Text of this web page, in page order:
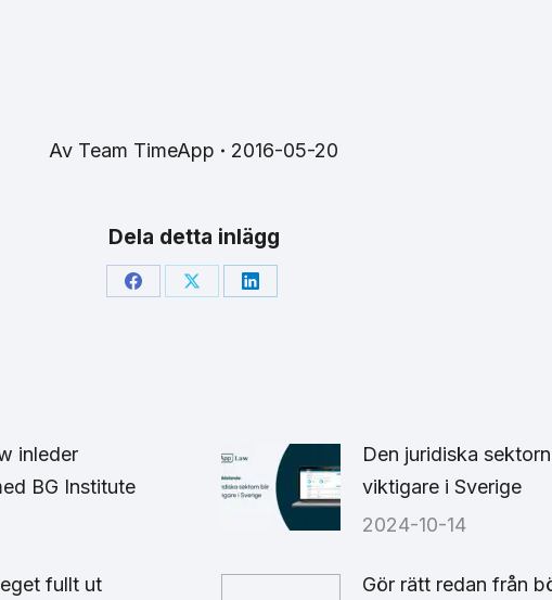
Av Team TimeApp 2016-05-20
Dela detta inlägg
Share Share Share
inleder
BG Institute
Den juridiska
viktigare i Sverige
2024-10-14
fullt ut
Gör rätt redan från